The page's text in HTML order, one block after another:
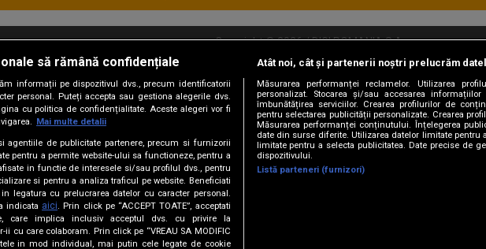
Copyright © 2026 / DIGI ROMANIA S.A.
Politica de confidentialitate Abonare Digi TV Frecvente Digi Sport Retransmisie Digi Sport
Versiune mobil
să rămână confidențiale
informații pe dispozitivul dvs., precum identificatorii
personal. Puteți accepta sau gestiona alegerile dvs.
cu politica de confidențialitate. Aceste alegeri vor fi
Mai multe detalii
agentiile de publicitate partenere, precum si furnizorii
pentru a permite website-ului sa functioneze, pentru a
in functie de interesele si/sau profilul dvs., pentru
si pentru a analiza traficul pe website. Beneficiati
legatura cu prelucrarea datelor cu caracter personal.
indicata aici. Prin click pe “ACCEPT TOATE”, acceptati
care implica inclusiv acceptul dvs. cu privire la
cu care colaboram. Prin click pe “VREAU SA MODIFIC
in mod individual, mai putin cele legate de cookie
Atât noi, cât și partenerii noștri prelucrăm
Măsurarea performanței reclamelor. Utilizarea
personalizat. Stocarea și/sau accesarea
îmbunătățirea serviciilor. Crearea profilurilor de
pentru selectarea publicității personalizate. Crearea
Măsurarea performanței conținutului. Înțelegerea
date din surse diferite. Utilizarea datelor limitate pentru
limitate pentru a selecta publicitatea. Date precise de
dispozitivului.
Listă parteneri (furnizori)